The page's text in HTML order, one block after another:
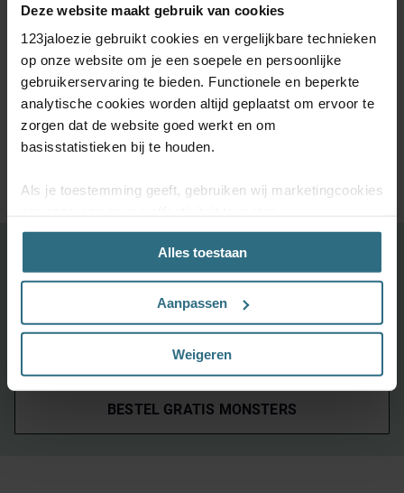
Deze website maakt gebruik van cookies
123jaloezie gebruikt cookies en vergelijkbare technieken
op onze website om je een soepele en persoonlijke
gebruikerservaring te bieden. Functionele en beperkte
analytische cookies worden altijd geplaatst om ervoor te
zorgen dat de website goed werkt en om
basisstatistieken bij te houden.
Als je toestemming geeft, gebruiken wij marketingcookies
(prestatiegerichte marketingcookies) en content op jouw
voorkeuren af te stemmen (advertentie- en
socialmediacookies). Deze cookies kunnen we inzetten
voor advertentie personalisaties. Met deze cookies
kunnen wij en derde partijen uw gedrag op onze website
onze cookie- en privacyverklaring.
Kies je voor ‘Alles accepteren’, dan ga je akkoord met het
Alles toestaan
Aanpassen
Weigeren
De perfecte maat.
Raamdecoratie
speciaal voor jou
met de hand
gemaakt
5 jaar
Kom je er niet uit?
Onze
klantenservice
Ontdek je favoriete product!
Grootste keuze uit diverse materialen en kleuren.
Bestel tot maximaal 6 GRATIS monsters
Vandaag vóór 12:00 besteld is morgen in huis
BESTEL GRATIS MONSTERS